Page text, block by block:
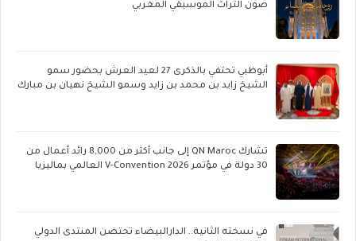
صون التراث الموسيقي المغربي
أبوظبي تحتفي بالذكرى 27 لعيد العرش بحضور سمو
الشيخ زايد بن محمد بن زايد وسمو الشيخ نهيان بن مبارك
تشارك QN Maroc إلى جانب أكثر من 8,000 رائد أعمال من
30 دولة في مؤتمر V-Convention 2026 العالمي بماليزيا
في نسخته الثانية.. الدارالبيضاء تحتضن المنتدى الدولي